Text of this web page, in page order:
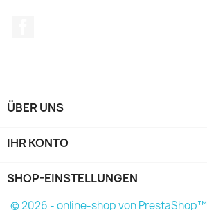
ÜBER UNS
IHR KONTO
SHOP-EINSTELLUNGEN
© 2026 - online-shop von PrestaShop™